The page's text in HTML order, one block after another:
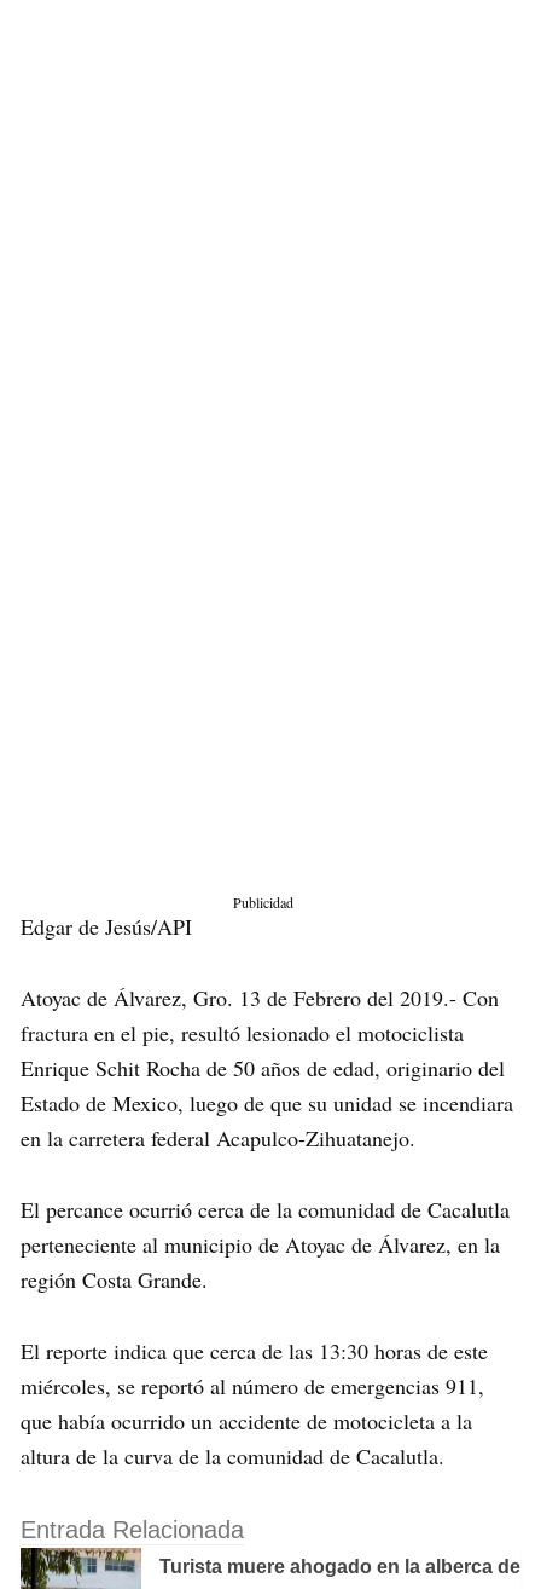
Publicidad
Edgar de Jesús/API
Atoyac de Álvarez, Gro. 13 de Febrero del 2019.- Con
fractura en el pie, resultó lesionado el motociclista
Enrique Schit Rocha de 50 años de edad, originario del
Estado de Mexico, luego de que su unidad se incendiara
en la carretera federal Acapulco-Zihuatanejo.
El percance ocurrió cerca de la comunidad de Cacalutla
perteneciente al municipio de Atoyac de Álvarez, en la
región Costa Grande.
El reporte indica que cerca de las 13:30 horas de este
miércoles, se reportó al número de emergencias 911,
que había ocurrido un accidente de motocicleta a la
altura de la curva de la comunidad de Cacalutla.
Entrada Relacionada
Turista muere ahogado en la alberca de